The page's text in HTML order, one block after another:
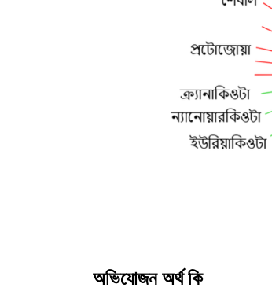
অভিযোজন অর্থ কি